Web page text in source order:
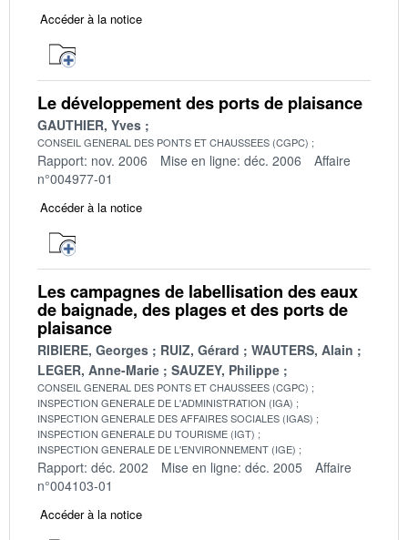
Accéder à la notice
Le développement des ports de plaisance
GAUTHIER, Yves
CONSEIL GENERAL DES PONTS ET CHAUSSEES (CGPC)
Rapport: nov. 2006 Mise en ligne: déc. 2006
Affaire
n°004977-01
Accéder à la notice
Les campagnes de labellisation des eaux
de baignade, des plages et des ports de
plaisance
RIBIERE, Georges RUIZ, Gérard
WAUTERS, Alain
LEGER, Anne-Marie
SAUZEY, Philippe
CONSEIL GENERAL DES PONTS ET CHAUSSEES (CGPC)
INSPECTION GENERALE DE L'ADMINISTRATION (IGA)
INSPECTION GENERALE DES AFFAIRES SOCIALES (IGAS)
INSPECTION GENERALE DU TOURISME (IGT)
INSPECTION GENERALE DE L'ENVIRONNEMENT (IGE)
Rapport: déc. 2002 Mise en ligne: déc. 2005
Affaire
n°004103-01
Accéder à la notice